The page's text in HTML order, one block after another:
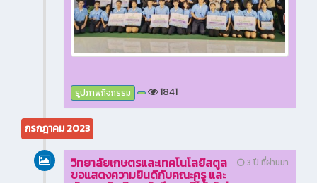
รูปภาพกิจกรรม 1841
กรกฎาคม 2023
3 ปี ที่ผ่านมา
วิทยาลัยเกษตรและเทคโนโลยีสตูล
ขอแสดงความยินดีกับคณะครู และ